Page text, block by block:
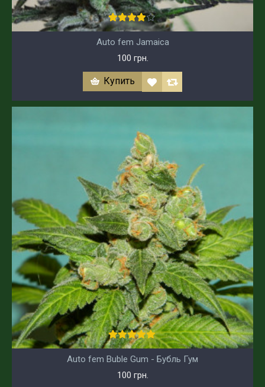
Auto fem Jamaica
100 грн.
Купить
Auto fem Buble Gum - Бубль Гум
100 грн.